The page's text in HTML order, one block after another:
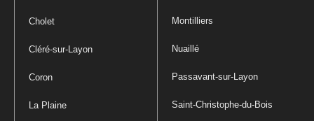
Cholet
Cléré-sur-Layon
Coron
La Plaine
Montilliers
Nuaillé
Passavant-sur-Layon
Saint-Christophe-du-Bois